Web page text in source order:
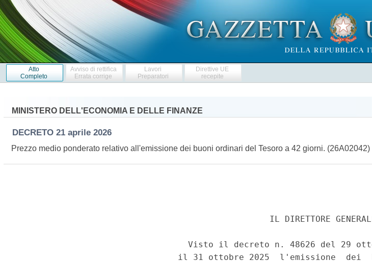
Atto
Completo
Avviso di rettifica
Errata corrige
Lavori
Preparatori
Direttive UE
recepite
MINISTERO DELL'ECONOMIA E DELLE FINANZE
DECRETO 21 aprile 2026
Prezzo medio ponderato relativo all'emissione dei buoni ordinari del Tesoro a 42 giorni. (26A02042)